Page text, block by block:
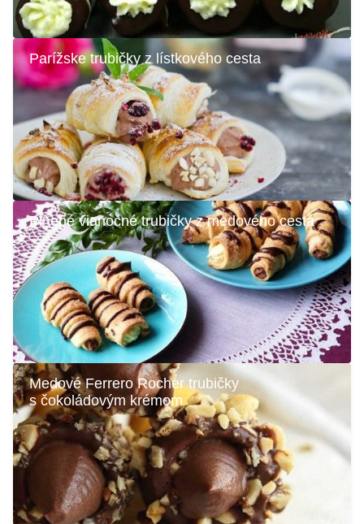
Parížske trubičky z lístkového cesta
Plnené vianočné trubičky z medového cesta
Medové Ferrero Rocher trubičky
s čokoládovým krémom